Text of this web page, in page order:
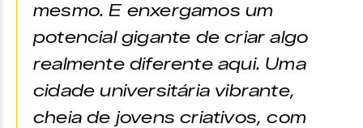
mesmo. E enxergamos um
potencial gigante de criar algo
realmente diferente aqui. Uma
cidade universitária vibrante,
cheia de jovens criativos, com